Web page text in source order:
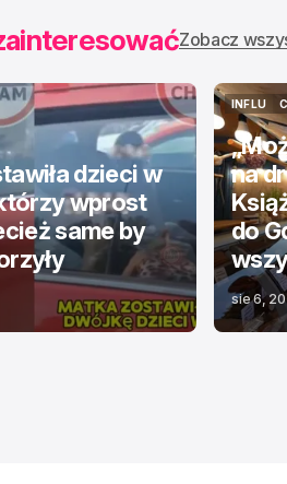
Zobacz
dzieci w
wprost
same by
INFLU
INFLU
na
do
sie 6,